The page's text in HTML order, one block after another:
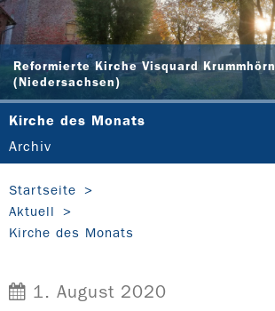
Reformierte Kirche Visquard Krummhörn
(Niedersachsen)
Kirche des Monats
Archiv
Startseite
Aktuell
Kirche des Monats
1. August 2020